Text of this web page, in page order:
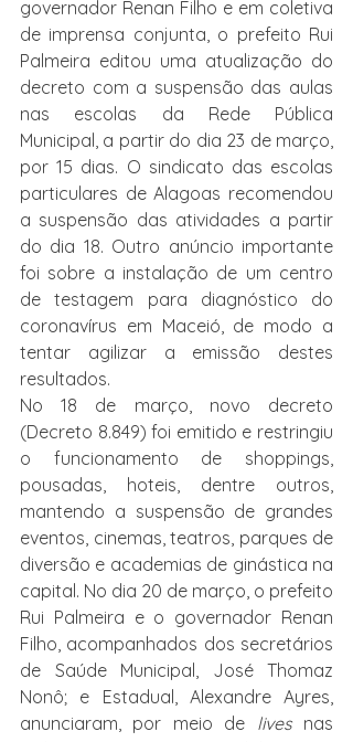
governador Renan Filho e em coletiva
de imprensa conjunta, o prefeito Rui
Palmeira editou uma atualização do
decreto com a suspensão das aulas
nas escolas da Rede Pública
Municipal, a partir do dia 23 de março,
por 15 dias. O sindicato das escolas
particulares de Alagoas recomendou
a suspensão das atividades a partir
do dia 18. Outro anúncio importante
foi sobre a instalação de um centro
de testagem para diagnóstico do
coronavírus em Maceió, de modo a
tentar agilizar a emissão destes
resultados.
No 18 de março, novo decreto
(Decreto 8.849) foi emitido e restringiu
o funcionamento de shoppings,
pousadas, hoteis, dentre outros,
mantendo a suspensão de grandes
eventos, cinemas, teatros, parques de
diversão e academias de ginástica na
capital. No dia 20 de março, o prefeito
Rui Palmeira e o governador Renan
Filho, acompanhados dos secretários
de Saúde Municipal, José Thomaz
Nonô; e Estadual, Alexandre Ayres,
anunciaram, por meio de lives nas